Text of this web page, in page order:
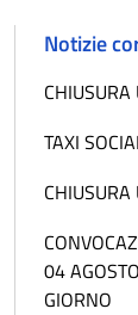
Notizie
CHIUSURA
TAXI
04
GIORNO